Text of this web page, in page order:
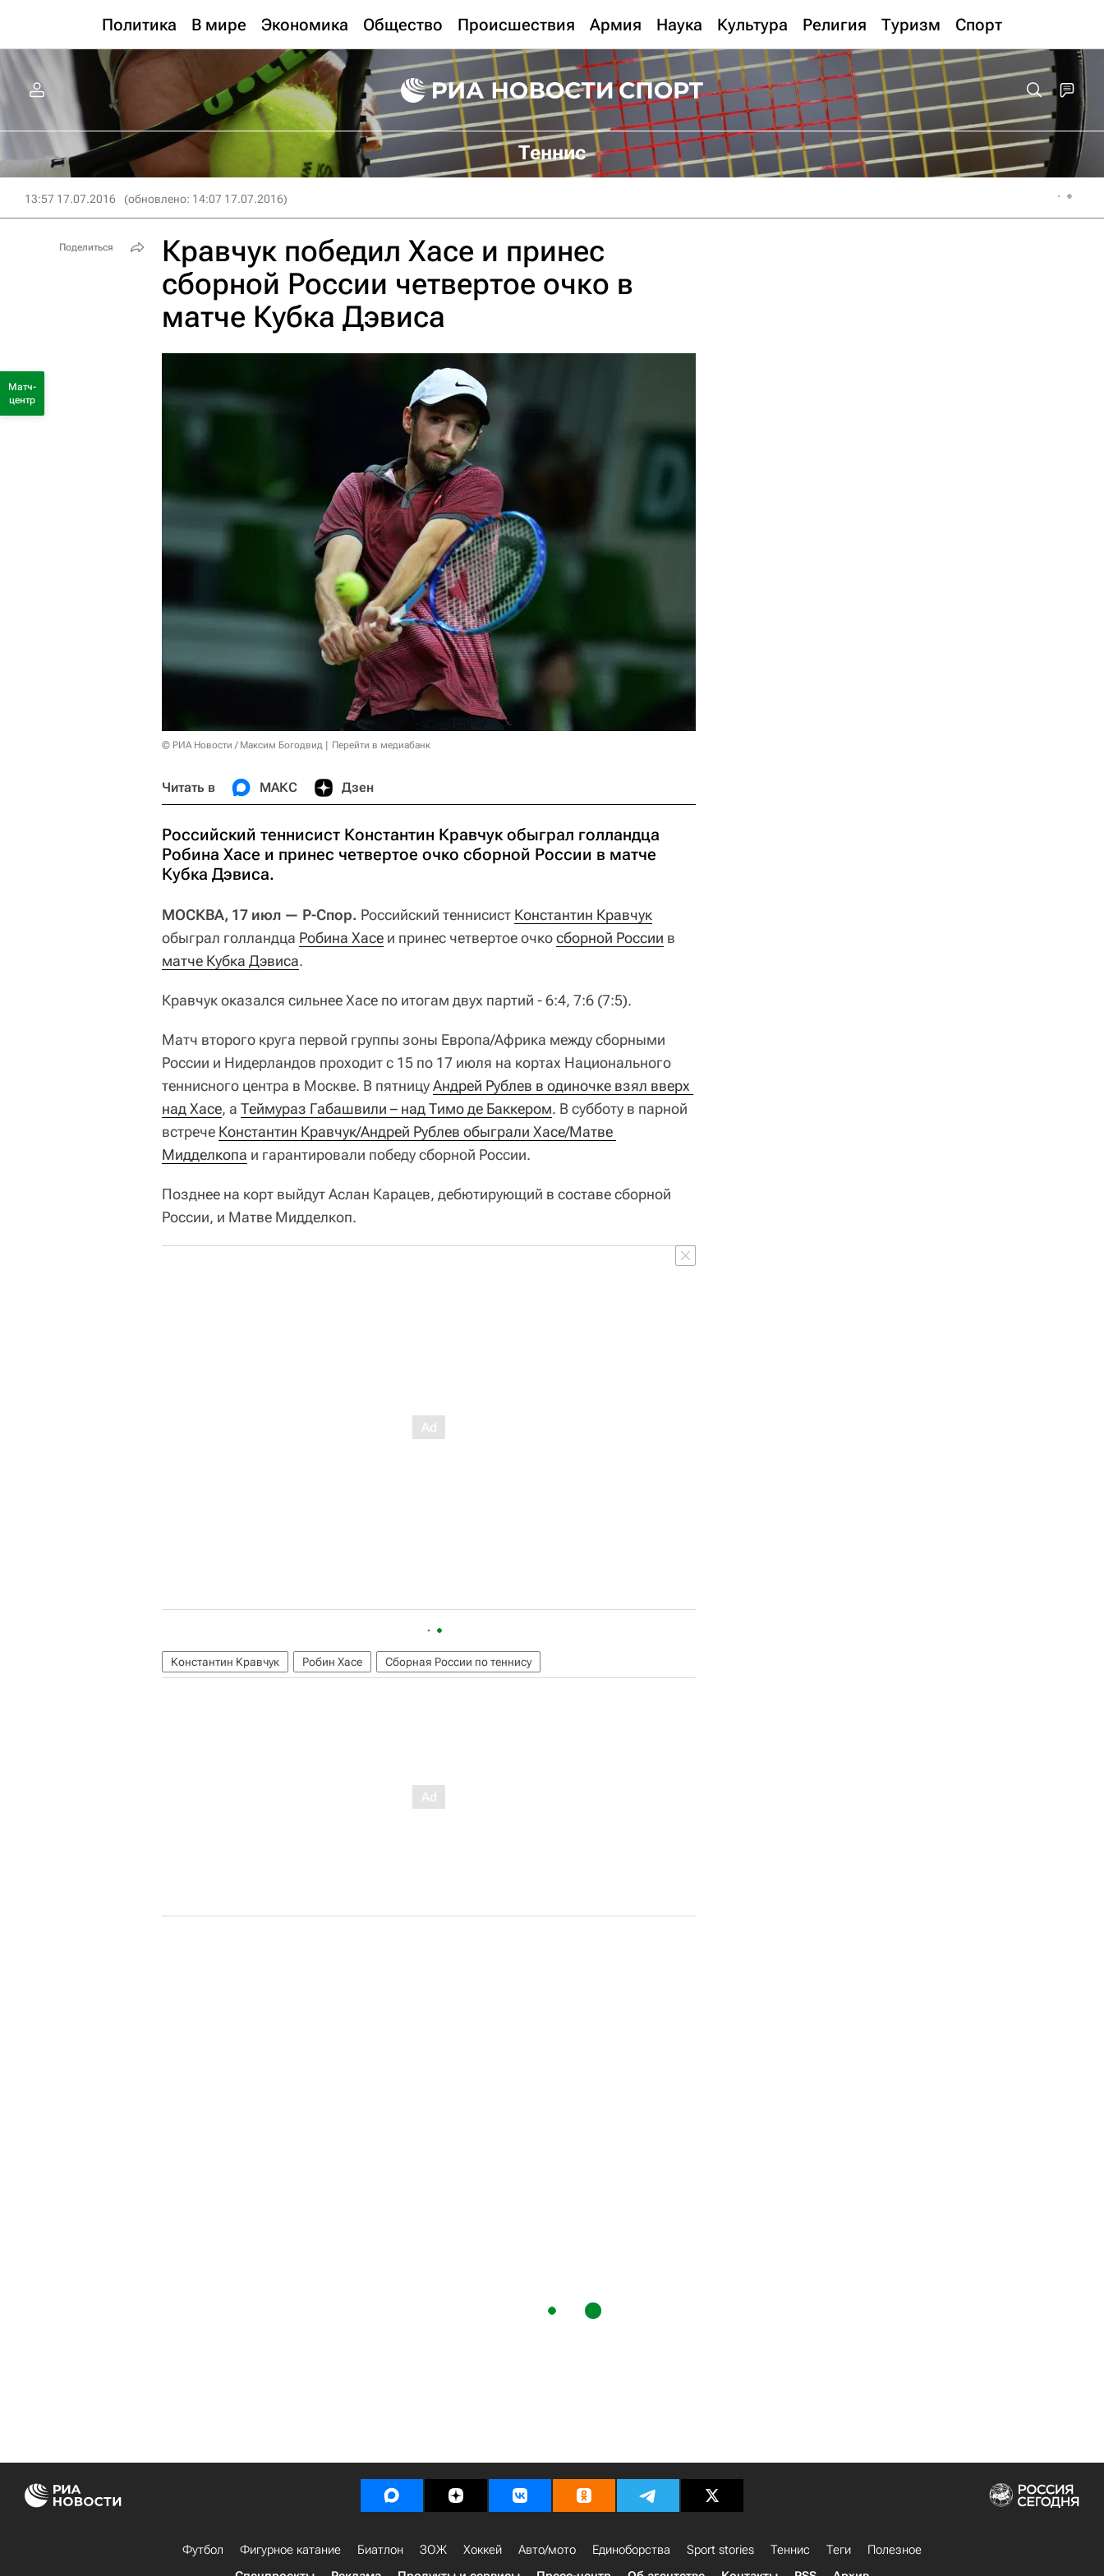
Политика В мире Экономика Общество Происшествия Армия Наука Культура Религия Туризм Спорт
Теннис
13:57 17.07.2016 (обновлено: 14:07 17.07.2016)
Кравчук победил Хасе и принес
сборной России четвертое очко в
матче Кубка Дэвиса
© РИА Новости / Максим Богодвид Перейти в медиабанк
Читать в МАКС Дзен
Российский теннисист Константин Кравчук обыграл голландца
Робина Хасе и принес четвертое очко сборной России в матче
Кубка Дэвиса.
МОСКВА, 17 июл — Р-Спор. Российский теннисист Константин Кравчук
обыграл голландца Робина Хасе и принес четвертое очкосборной России в
матче Кубка Дэвиса.
Кравчук оказался сильнее Хасе по итогам двух партий - 6:4, 7:6 (7:5).
Матч второго круга первой группы зоны Европа/Африка между сборными
России и Нидерландов проходит с 15 по 17 июля на кортах Национального
теннисного центра в Москве. В пятницуАндрей Рублев в одиночке взял вверх
над Хасе, а Теймураз Габашвили – над Тимо де Баккером. В субботу в парной
встрече Константин Кравчук/Андрей Рублев обыграли Хасе/Матве
Мидделкопа и гарантировали победу сборной России.
Позднее на корт выйдут Аслан Карацев, дебютирующий в составе сборной
России, и Матве Мидделкоп.
Константин Кравчук Робин Хасе Сборная России по теннису
Поделиться
Матч-
центр
Футбол Фигурное катание Биатлон ЗОЖ Хоккей Авто/мото Единоборства Sport stories Теннис Теги
Полезное